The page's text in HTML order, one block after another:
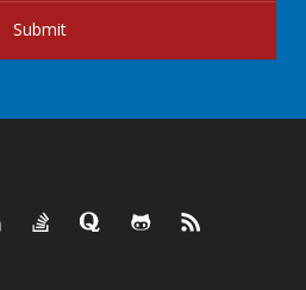
Submit